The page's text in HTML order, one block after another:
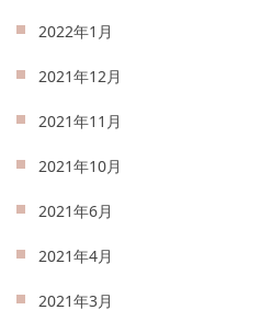
2022年1月
2021年12月
2021年11月
2021年10月
2021年6月
2021年4月
2021年3月